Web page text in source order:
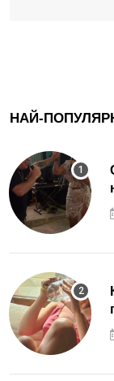
НАЙ-